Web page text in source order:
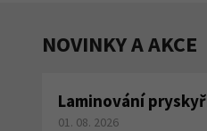
NOVINKY A AKCE
Laminování
01. 08. 2026